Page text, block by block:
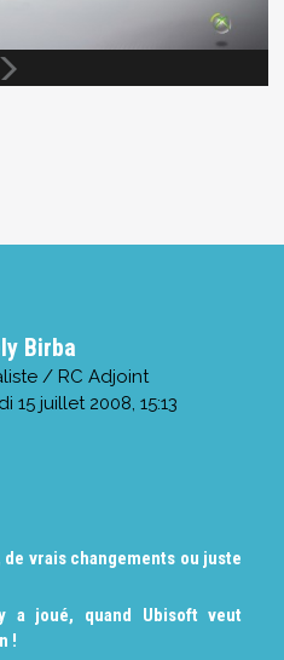
Birba
/ RC Adjoint
15 juillet 2008, 15:13
vrais changements ou juste
joué, quand Ubisoft veut
!